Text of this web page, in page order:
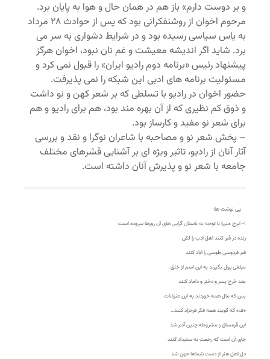
و بر دوست دارم» باز هم در همان حال و هوا به پایان برد.
مرحوم اخوان از روشنفکرانی بود که پس از حوادث ۲۸ مرداد
به یاس سیاسی رسیده بود و در شرایط دشواری به سر می
برد. شاید اگر اندیشه معیشت و غم نان نبود، اخوان هرگز
پیشنهاد رئیس «برنامه دوم رادیو ایران» را قبول نمی کرد و
مسئولیت برنامه های ادبی این شبکه را نمی پذیرفت.
حضور اخوان در رادیو با تسلطی که بر شعر کهن و نو داشت
و ذوق کم نظیری که از آن بهره مند بود، هم برای رادیو و هم
برای شعر نو مفید و کارساز بود.
– پخش شعر نو و مصاحبه با شاعران نوگرا و نقد و بررسی
آثار آنان از رادیو، تاثیر ویژه ای بر آشنایی قشرهای مختلف
جامعه با شعر نو و پذیرش آنان داشته است.
پی نوشت ها:
۱- ایرج میرزا با توجه به باستان گرایی های آن روزها سروده است:
زنده در قبر کنند اهل ادب را لکن
قبر فردوسی طوسی را آباد کنند
مبلغی پول بگیرند به این اسم از خلق
بعد خرج پسر و دختر و داماد کنند
بس که مال همه خوردند به این عنوانات
«ف» که گویند همه فکر فرحزاد کنند…
این قرمساق ز مشروطه چنین آدم شد
جای آن است که رحمت به ستبداد کنند
دل اهل هنر از دست شماها خون شد